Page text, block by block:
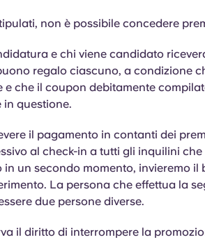
non è possibile concedere
e chi viene candidato
regalo ciascuno, a condizione
e che il coupon debitamente
in questione.
il pagamento in contanti dei
al check-in a tutti gli inquilini
un secondo momento, invieremo il
La persona che effettua la
due persone diverse.
il diritto di interrompere la